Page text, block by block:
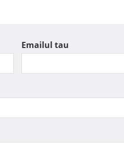
Emailul tau